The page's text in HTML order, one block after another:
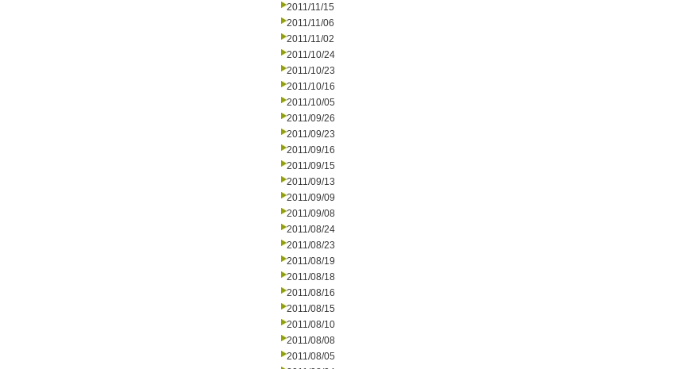
2011/11/15
2011/11/06
2011/11/02
2011/10/24
2011/10/23
2011/10/16
2011/10/05
2011/09/26
2011/09/23
2011/09/16
2011/09/15
2011/09/13
2011/09/09
2011/09/08
2011/08/24
2011/08/23
2011/08/19
2011/08/18
2011/08/16
2011/08/15
2011/08/10
2011/08/08
2011/08/05